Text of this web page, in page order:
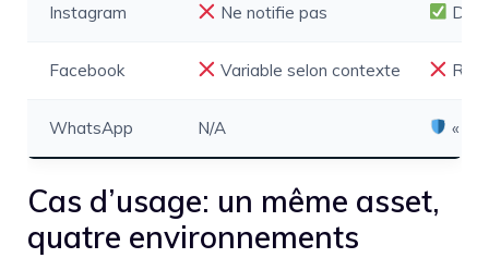
Instagram Ne notifie pas DM
Facebook Variable selon contexte
WhatsApp N/A «
Cas d’usage: un même asset,
quatre environnements